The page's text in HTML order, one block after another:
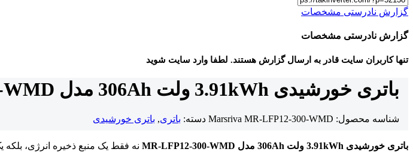
گزارش نادرستی مشخصات
گزارش نادرستی مشخصات
تنها کاربران سایت قادر به ارسال گزارش هستند. لطفا وارد سایت شوید
باتری خورشیدی 3.91kWh ولت 306Ah مدل MR-LFP12-300-WMD
شناسه محصول: Marsriva MR-LFP12-300-WMD دسته: باتری, باتری خورشیدی
باتری خورشیدی 3.91kWh ولت 306Ah مدل MR-LFP12-300-WMD نه فقط یک منبع ذخیره انرژی، بلکه